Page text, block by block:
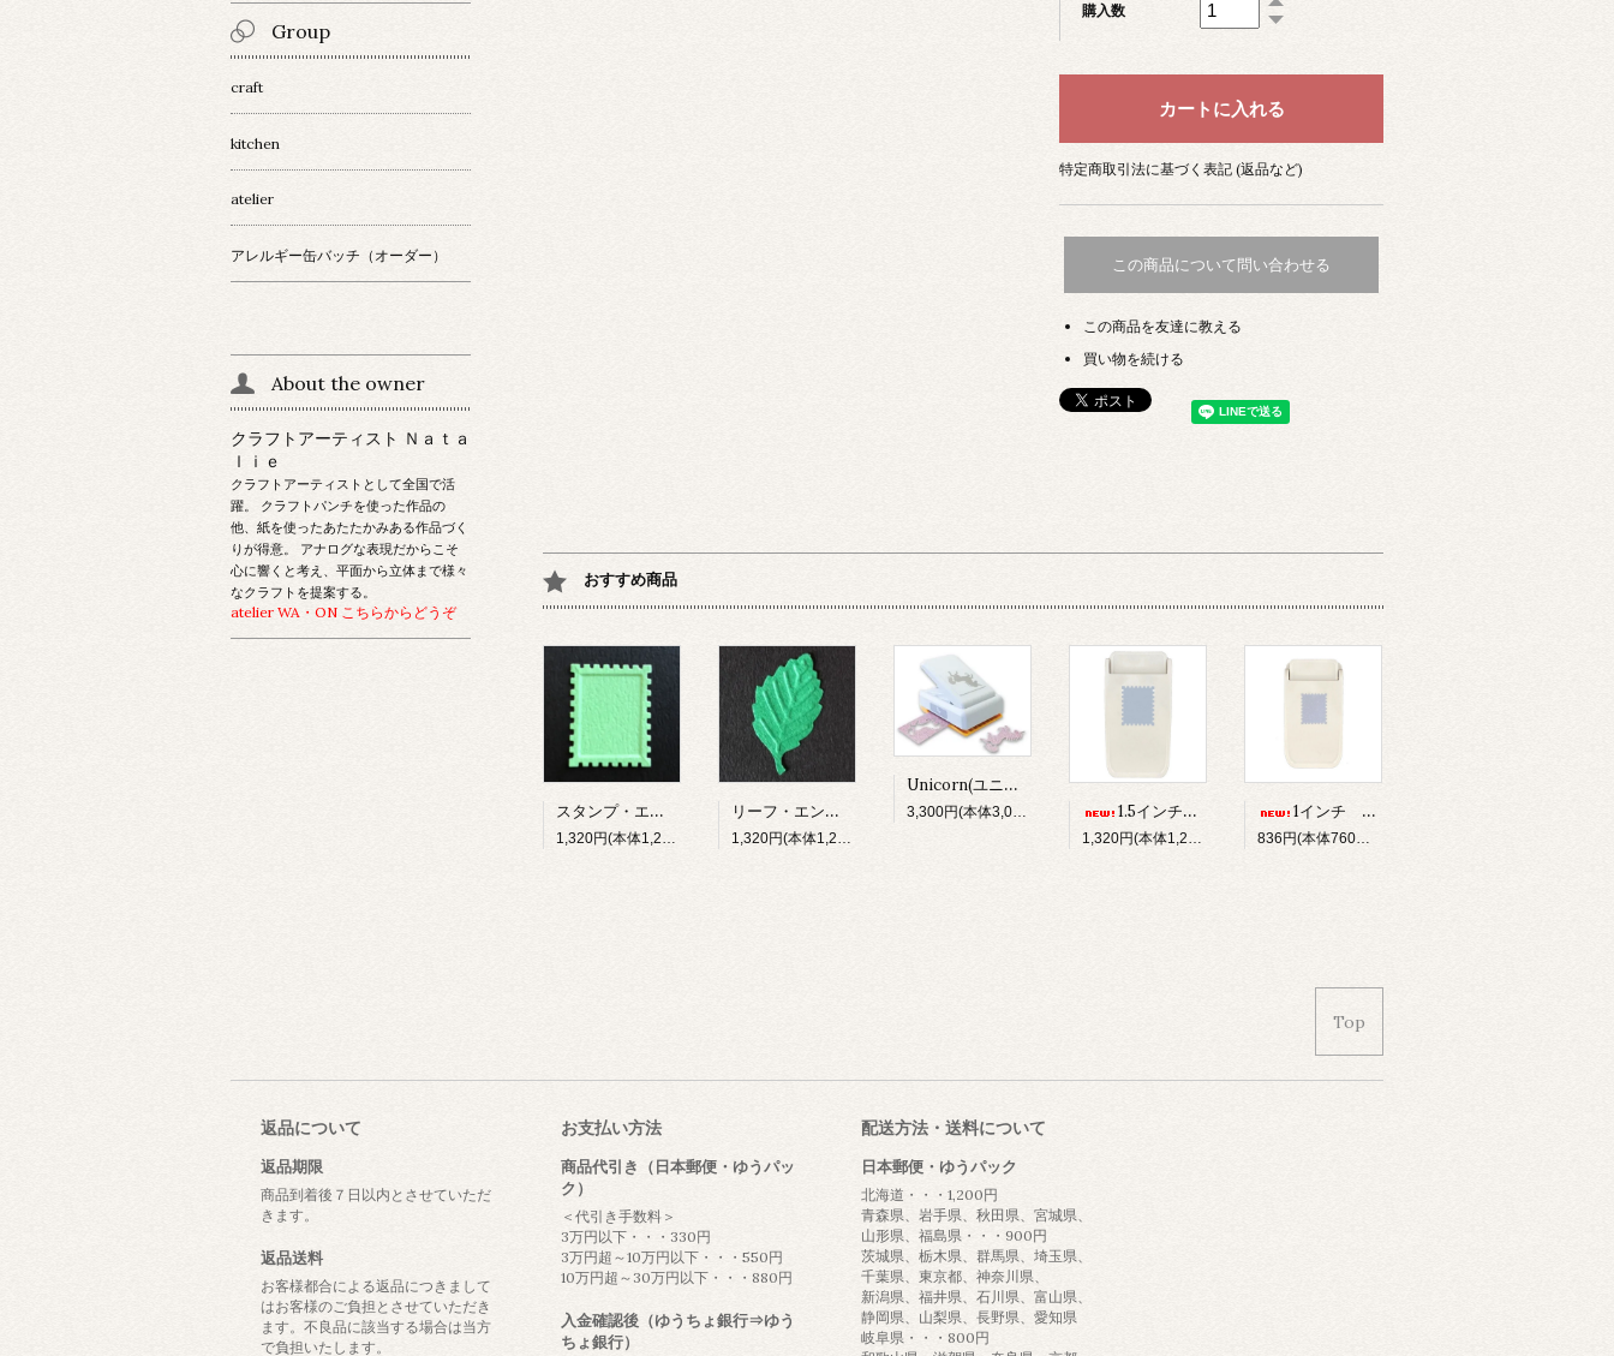
購入数
特定商取引法に基づく表記 (返品など)
この商品について問い合わせる
この商品を友達に教える
買い物を続ける
おすすめ商品
スタンプ・エンボスパンチ（DECOP）
1,320円(本体1,200円、税120円)
リーフ・エンボスパンチ（DECOP）
1,320円(本体1,200円、税120円)
Unicorn(ユニコーン)・スリムロックラージSL4（Punch Bunch）
1.5インチ スタンプ・ストロングパンチ（DECOP）
1,320円(本体1,200円、税120円)
1インチ スタンプ・ストロングパンチ（DECOP）
836円(本体760円、税76円)
Group
craft
kitchen
atelier
アレルギー缶バッチ（オーダー）
About the owner
クラフトアーティスト Ｎａｔａ
ｌｉｅ
クラフトアーティストとして全国で活
躍。 クラフトパンチを使った作品の
他、紙を使ったあたたかみある作品づく
りが得意。 アナログな表現だからこそ
心に響くと考え、平面から立体まで様々
なクラフトを提案する。
atelier WA・ON こちらからどうぞ
Top
返品について
返品期限
商品到着後７日以内とさせていただ
きます。
返品送料
お客様都合による返品につきまして
はお客様のご負担とさせていただき
ます。不良品に該当する場合は当方
で負担いたします。
お支払い方法
商品代引き（日本郵便・ゆうパッ
ク）
＜代引き手数料＞
3万円以下・・・330円
3万円超～10万円以下・・・550円
10万円超～30万円以下・・・880円
入金確認後（ゆうちょ銀行⇒ゆう
ちょ銀行）
配送方法・送料について
日本郵便・ゆうパック
北海道・・・1,200円
青森県、岩手県、秋田県、宮城県、
山形県、福島県・・・900円
茨城県、栃木県、群馬県、埼玉県、
千葉県、東京都、神奈川県、
新潟県、福井県、石川県、富山県、
静岡県、山梨県、長野県、愛知県
岐阜県・・・800円